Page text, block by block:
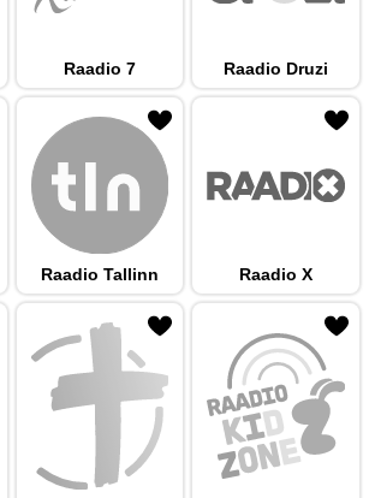
Raadio 7 Raadio Druzi
Raadio Tallinn Raadio X